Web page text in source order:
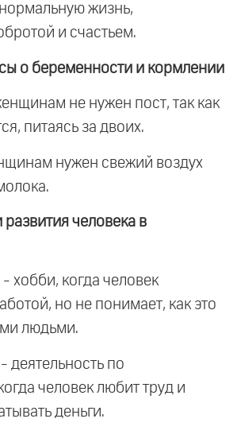
жизнь,
и счастьем.
о беременности и кормлении
не нужен пост, так как
питаясь за двоих.
нужен свежий воздух
развития человека в
хобби, когда человек
но не понимает, как это
людьми.
деятельность по
человек любит труд и
деньги.